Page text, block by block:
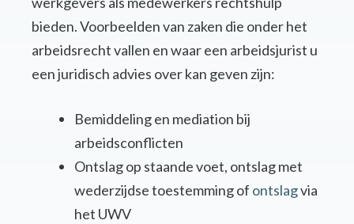
bieden. Voorbeelden van zaken die onder het
arbeidsrecht vallen en waar een arbeidsjurist u
een juridisch advies over kan geven zijn:
Bemiddeling en mediation bij
arbeidsconflicten
Ontslag op staande voet, ontslag met
wederzijdse toestemming of ontslagvia
het UWV